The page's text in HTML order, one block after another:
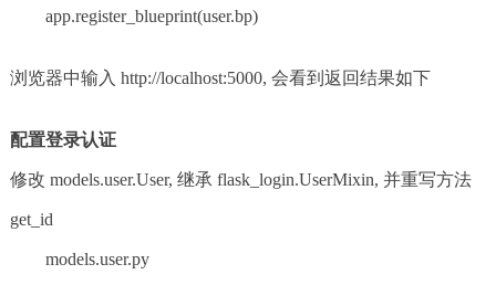
app.register_blueprint(user.bp)
浏览器中输入 http://localhost:5000, 会看到返回结果如下
配置登录认证
修改 models.user.User, 继承 flask_login.UserMixin, 并重写方法
get_id
models.user.py